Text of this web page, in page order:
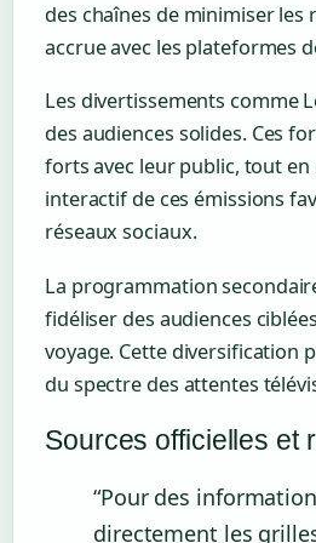
des chaînes de minimiser
accrue avec les plateformes
Les divertissements comme
des audiences solides. Ces
forts avec leur public, tout en
interactif de ces émissions
réseaux sociaux.
La programmation
fidéliser des audiences
voyage. Cette diversification
du spectre des attentes
Sources officielles et
“Pour des
directement les